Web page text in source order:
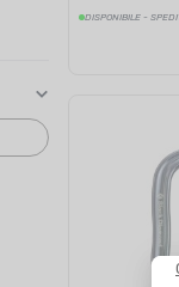
DISPONIBILE -